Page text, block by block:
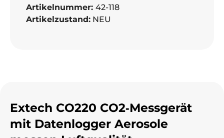
Artikelnummer: 42-118
Artikelzustand: NEU
Extech CO220 CO2‐Messgerät
mit Datenlogger Aerosole